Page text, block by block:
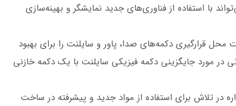
با استفاده از فناوری‌های جدید نمایشگر و بهینه‌سازی
قرارگیری دکمه‌های صدا، پاور و سایلنت را برای بهبود
در مورد جایگزینی دکمه فیزیکی سایلنت با یک دکمه خازنی
در تلاش برای استفاده از مواد جدید و پیشرفته در ساخت